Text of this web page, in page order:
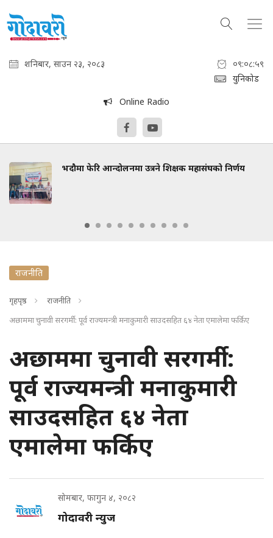
शनिबार, साउन २३, २०८३
०९:०९:००
युनिकोड
Online Radio
भदौमा फेरि आन्दोलनमा उत्रने शिक्षक महासंघको निर्णय
राजनीति
गृहपृष्ठ
राजनीति
अछाममा चुनावी सरगर्मी : पूर्व राज्यमन्त्री मनाकुमारी साउदसहित ६४ नेता एमालेमा फर्किए
अछाममा चुनावी सरगर्मी :
पूर्व राज्यमन्त्री मनाकुमारी
साउदसहित ६४ नेता
एमालेमा फर्किए
सोमबार, फागुन ४, २०८२
गोदावरी न्युज